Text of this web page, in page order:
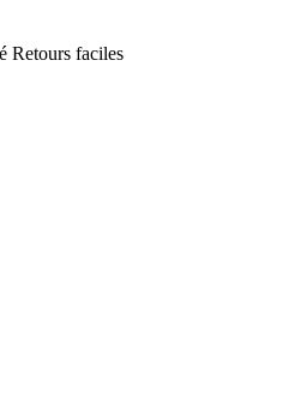
Retours faciles